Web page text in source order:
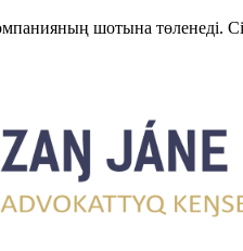
шотына төленеді.